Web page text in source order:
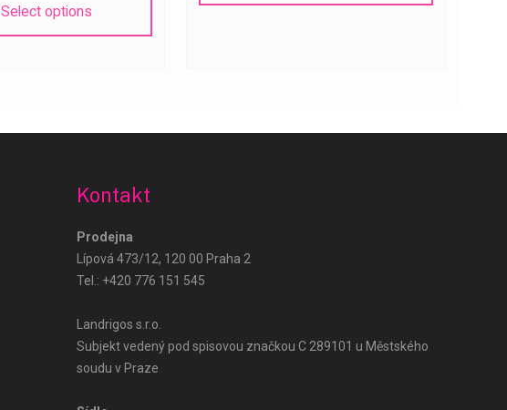
Select options
Kontakt
Prodejna
Lípová 473/12, 120 00 Praha 2
Tel.: +420 776 151 545
Landrigos s.r.o.
Subjekt vedený pod spisovou značkou C 289101 u Městského
soudu v Praze